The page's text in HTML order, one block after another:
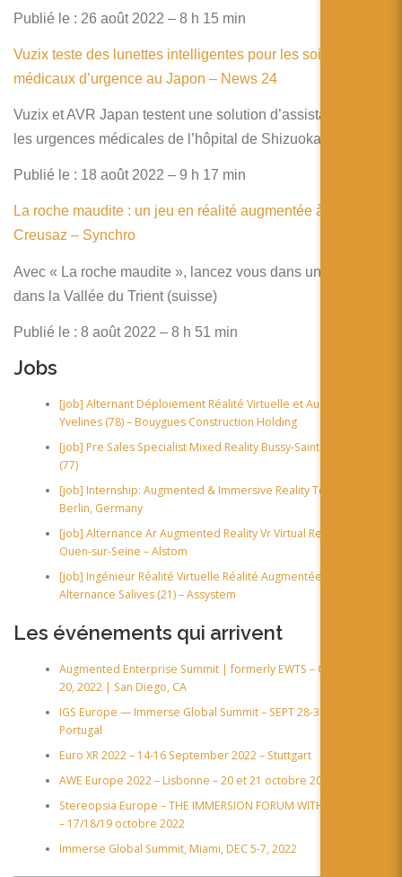
Publié le : 26 août 2022 – 8 h 15 min
Vuzix teste des lunettes intelligentes pour les soins
médicaux d’urgence au Japon – News 24
Vuzix et AVR Japan testent une solution d’assistance pour
les urgences médicales de l’hôpital de Shizuoka (Japon)
Publié le : 18 août 2022 – 9 h 17 min
La roche maudite : un jeu en réalité augmentée à la
Creusaz – Synchro
Avec « La roche maudite », lancez vous dans une enquête
dans la Vallée du Trient (suisse)
Publié le : 8 août 2022 – 8 h 51 min
Jobs
[job] Alternant Déploiement Réalité Virtuelle et Augmentée
Yvelines (78) – Bouygues Construction Holding
[job] Pre Sales Specialist Mixed Reality Bussy-Saint-Georges
(77)
[job] Internship: Augmented & Immersive Reality Tester (QA) –
Berlin, Germany
[job] Alternance Ar Augmented Reality Vr Virtual Reality Saint-
Ouen-sur-Seine – Alstom
[job] Ingénieur Réalité Virtuelle Réalité Augmentée en
Alternance Salives (21) – Assystem
Les événements qui arrivent
Augmented Enterprise Summit | formerly EWTS – October 18-
20, 2022 | San Diego, CA
IGS Europe — Immerse Global Summit – SEPT 28-30, 2022 –
Portugal
Euro XR 2022 – 14-16 September 2022 – Stuttgart
AWE Europe 2022 – Lisbonne – 20 et 21 octobre 2022
Stereopsia Europe – THE IMMERSION FORUM WITH XR4EUROPE
– 17/18/19 octobre 2022
Immerse Global Summit, Miami, DEC 5-7, 2022